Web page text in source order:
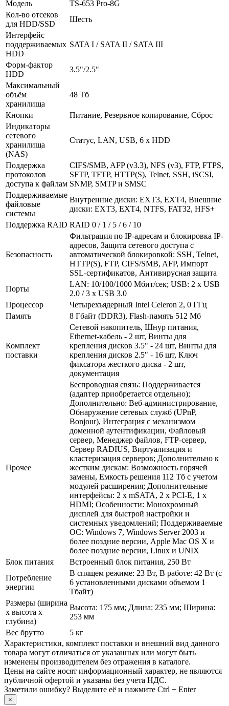
Модель
TS-653 Pro-8G
Кол-во отсеков
для HDD/SSD
Шесть
Интерфейс
поддерживаемых
HDD
SATA I /­ SATA II /­ SATA III
Форм-фактор
HDD
3.5"/­2.5"
Максимальный
объём
хранилища
48 Тб
Кнопки
Питание, Резервное копирование, Сброс
Индикаторы
сетевого
хранилища
(NAS)
Статус, LAN, USB, 6 x HDD
Поддержка
протоколов
доступа к файлам
CIFS/­SMB, AFP (v3.3), NFS (v3), FTP, FTPS,
SFTP, TFTP, HTTP(S), Telnet, SSH, iSCSI,
SNMP, SMTP и SMSC
Поддерживаемые
файловые
системы
Внутренние диски: EXT3, EXT4, Внешние
диски: EXT3, EXT4, NTFS, FAT32, HFS+
Поддержка RAID RAID 0 /­ 1 /­ 5 /­ 6 /­ 10
Безопасность
Фильтрация по IP-адресам и блокировка IP-
адресов, Защита сетевого доступа с
автоматической блокировкой: SSH, Telnet,
HTTP(S), FTP, CIFS/­SMB, AFP, Импорт
SSL-сертификатов, Антивирусная защита
Порты
LAN: 10/­100/­1000 Мбит/­сек; USB: 2 x USB
2.0 /­ 3 x USB 3.0
Процессор
Четырехъядерный Intel Celeron 2, 0 ГГц
Память
8 Гбайт (DDR3), Flash-память 512 Мб
Комплект
поставки
Cетевой накопитель, Шнур питания,
Ethernet-кабель - 2 шт, Винты для
крепления дисков 3.5" - 24 шт, Винты для
крепления дисков 2.5" - 16 шт, Ключ
фиксатора жесткого диска - 2 шт,
документация
Прочее
Беспроводная связь: Поддерживается
(адаптер приобретается отдельно);
Дополнительно: Веб-администрирование,
Обнаружение сетевых служб (UPnP,
Bonjour), Интеграция с механизмом
доменной аутентификации, Файловый
сервер, Менеджер файлов, FTP-сервер,
Сервер RADIUS, Виртуализация и
кластеризация серверов; Дополнительно к
жестким дискам: Возможность горячей
замены, Емкость решения 112 Тб с учетом
модулей расширения; Дополнительные
интерфейсы: 2 x mSATA, 2 x PCI-E, 1 x
HDMI; Особенности: Монохромный
дисплей для быстрой настройки и
системных уведомлений; Поддерживаемые
ОС: Windows 7, Windows Server 2003 и
более поздние версии, Apple Mac OS X и
более поздние версии, Linux и UNIX
Блок питания
Встроенный блок питания, 250 Вт
Потребление
энергии
В спящем режиме: 23 Вт, В работе: 42 Вт (с
6 установленными дисками объемом 1
Тбайт)
Размеры (ширина
х высота х
глубина)
Высота: 175 мм; Длина: 235 мм; Ширина:
253 мм
Вес брутто
5 кг
Xарактеристики, комплект поставки и внешний вид данного
товара могут отличаться от указанных или могут быть
изменены производителем без отражения в каталоге.
Цены на сайте носят информационный характер, не являются
публичной офертой и указаны без учета НДС.
Заметили ошибку? Выделите её и нажмите Ctrl + Enter
×